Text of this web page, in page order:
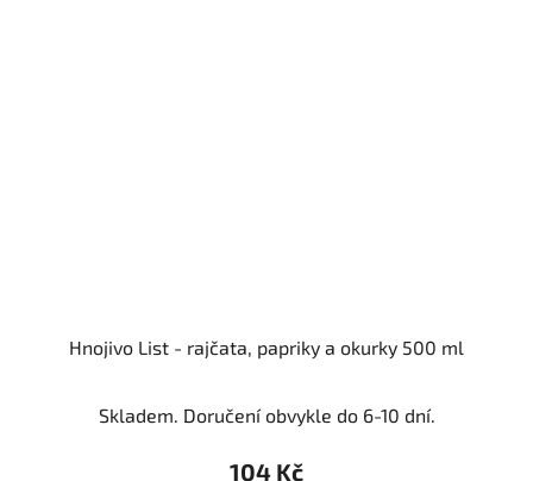
Hnojivo List - rajčata, papriky a okurky 500 ml
Skladem. Doručení obvykle do 6-10 dní.
104 Kč